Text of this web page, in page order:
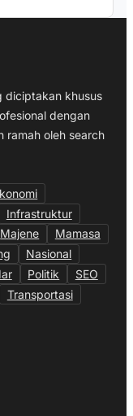
diciptakan khusus
dengan
ramah oleh search
Infrastruktur
Majene
Mamasa
Nasional
Politik
SEO
Transportasi